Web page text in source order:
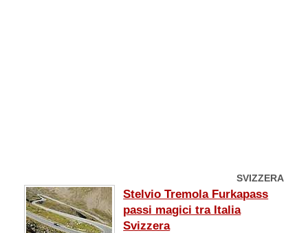
SVIZZERA
Stelvio Tremola Furkapass
passi magici tra Italia
Svizzera